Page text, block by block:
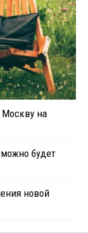
Москву на
будет
новой